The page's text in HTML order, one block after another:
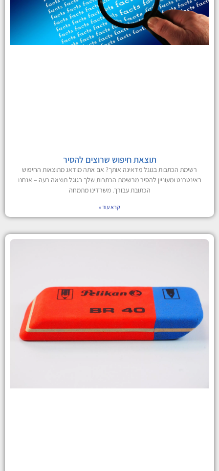
תוצאת חיפוש שרוצים להסיר
רשימת הכתבות בגוגל מדאיגה אותך? אם אתה מודאג מתוצאות החיפוש
באינטרנט ומעוניין להסיר מרשימת הכתבות שלך בגוגל תוצאה רעה – אנחנו
הכתובת עבורך. משרדינו מתמחה
קרא עוד »